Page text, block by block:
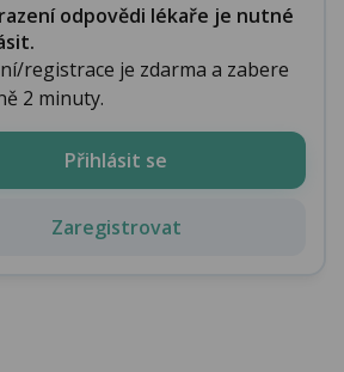
odpovědi lékaře je nutné
registrace je zdarma a zabere
2 minuty.
Přihlásit se
Zaregistrovat